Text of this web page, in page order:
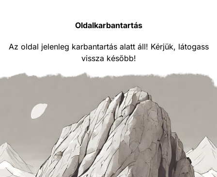
Oldalkarbantartás
Az oldal jelenleg karbantartás alatt áll! Kérjük, látogass
vissza később!